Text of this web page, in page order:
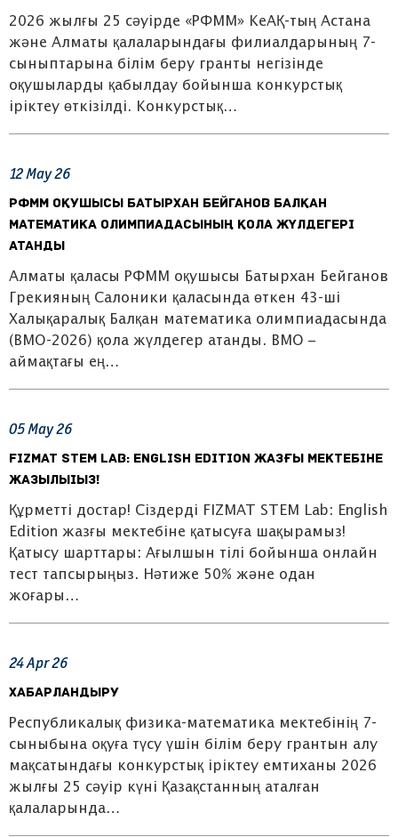
2026 жылғы 25 сәуірде «РФММ» КеАҚ-тың Астана
және Алматы қалаларындағы филиалдарының 7-
сыныптарына білім беру гранты негізінде
оқушыларды қабылдау бойынша конкурстық
іріктеу өткізілді. Конкурстық…
12May26
РФММ оқушысы Батырхан Бейганов Балқан
математика олимпиадасының қола жүлдегері
атанды
Алматы қаласы РФММ оқушысы Батырхан Бейганов
Грекияның Салоники қаласында өткен 43-ші
Халықаралық Балқан математика олимпиадасында
(BMO-2026) қола жүлдегер атанды. BMO –
аймақтағы ең…
05May26
FIZMAT STEM Lab: English Edition жазғы мектебіне
жазылыіыз!
Құрметті достар! Сіздерді FIZMAT STEM Lab: English
Edition жазғы мектебіне қатысуға шақырамыз!
Қатысу шарттары: Ағылшын тілі бойынша онлайн
тест тапсырыңыз. Нәтиже 50% және одан
жоғары…
24Apr26
Хабарландыру
Республикалық физика-математика мектебінің 7-
сыныбына оқуға түсу үшін білім беру грантын алу
мақсатындағы конкурстық іріктеу емтиханы 2026
жылғы 25 сәуір күні Қазақстанның аталған
қалаларында…